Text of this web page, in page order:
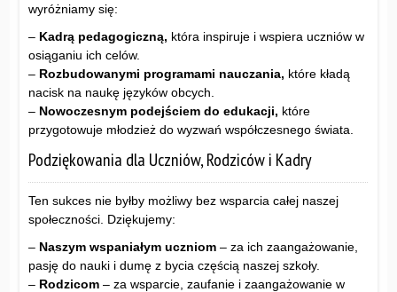
wyróżniamy się:
– Kadrą pedagogiczną, która inspiruje i wspiera uczniów w
osiąganiu ich celów.
– Rozbudowanymi programami nauczania, które kładą
nacisk na naukę języków obcych.
– Nowoczesnym podejściem do edukacji, które
przygotowuje młodzież do wyzwań współczesnego świata.
Podziękowania dla Uczniów, Rodziców i Kadry
Ten sukces nie byłby możliwy bez wsparcia całej naszej
społeczności. Dziękujemy:
– Naszym wspaniałym uczniom – za ich zaangażowanie,
pasję do nauki i dumę z bycia częścią naszej szkoły.
– Rodzicom – za wsparcie, zaufanie i zaangażowanie w